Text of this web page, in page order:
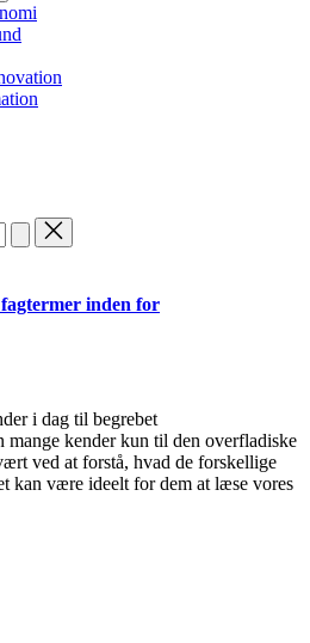
inden for
i dag til begrebet
mange kender kun til den overfladiske
ved at forstå, hvad de forskellige
kan være ideelt for dem at læse vores